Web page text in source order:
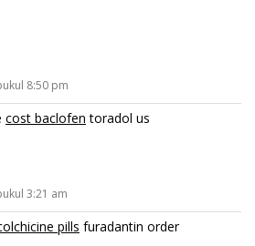
8:50 pm
cost baclofen toradol us
3:21 am
pills furadantin order